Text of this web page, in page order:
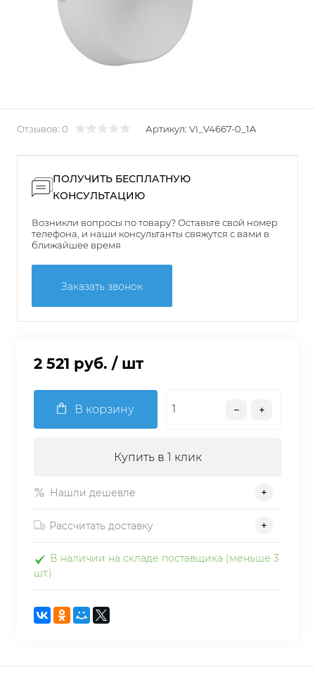
Отзывов: 0 Артикул: VI_V4667-0_1A
ПОЛУЧИТЬ БЕСПЛАТНУЮ
КОНСУЛЬТАЦИЮ
Возникли вопросы по товару? Оставьте свой номер
телефона, и наши консультанты свяжутся с вами в
ближайшее время
Заказать звонок
2 521 руб. / шт
В корзину
Купить в 1 клик
Нашли дешевле
Рассчитать доставку
В наличии на складе поставщика (меньше 3
шт.)